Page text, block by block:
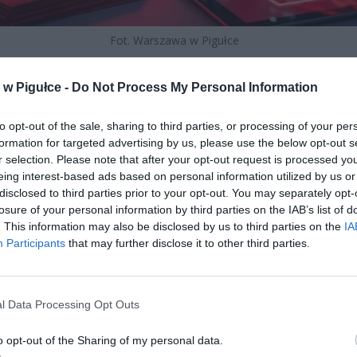
Pigułce - Do Not Process My Personal Information
opt-out of the sale, sharing to third parties, or processing of your
for targeted advertising by us, please use the below opt-out
selection. Please note that after your opt-out request is processed
interest-based ads based on personal information utilized by us
to third parties prior to your opt-out. You may separately
of your personal information by third parties on the IAB’s list of
This information may also be disclosed by us to third parties on the
Participants that may further disclose it to other third parties.
Data Processing Opt Outs
opt-out of the Sharing of my personal data.
Fot. Warszawa w Pigułce
Administracja Skarbowa (KAS), otrzymały potężny zastrzyk
do automatycznego przesyłania raportów o aktywności
Nie ma znaczenia, czy giełda ma siedzibę na Malcie, w Estonii
wymiany informacji działa błyskawicznie.